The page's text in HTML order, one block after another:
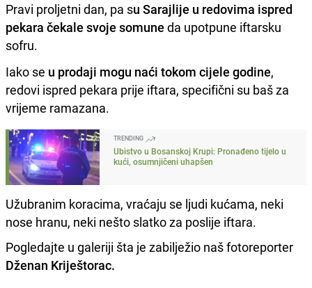
Pravi proljetni dan, pa su Sarajlije u redovima ispred
pekara čekale svoje somune da upotpune iftarsku
sofru.
Iako se u prodaji mogu naći tokom cijele godine,
redovi ispred pekara prije iftara, specifični su baš za
vrijeme ramazana.
TRENDING
Ubistvo u Bosanskoj Krupi: Pronađeno tijelo u
kući, osumnjičeni uhapšen
Užubranim koracima, vraćaju se ljudi kućama, neki
nose hranu, neki nešto slatko za poslije iftara.
Pogledajte u galeriji šta je zabilježio naš fotoreporter
Dženan Kriještorac.